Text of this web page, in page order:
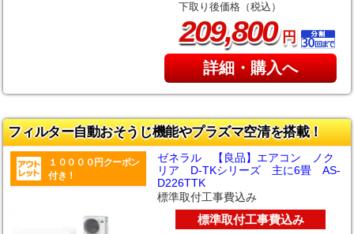
下取り後価格（税込）
209,800円
詳細・購入へ
フィルター自動おそうじ機能やプラズマ空清を搭載！
１００００円クーポン
付き！
ゼネラル 【良品】エアコン ノク
リア D-TKシリーズ 主に6畳 AS-
D226TTK
標準取付工事費込み
標準取付工事費込み